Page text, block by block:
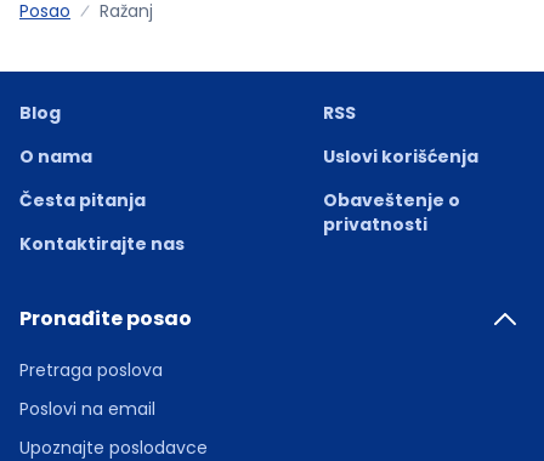
Posao Ražanj
Blog
O nama
Česta pitanja
Kontaktirajte nas
RSS
Uslovi korišćenja
Obaveštenje o
privatnosti
Pronađite posao
Pretraga poslova
Poslovi na email
Upoznajte poslodavce